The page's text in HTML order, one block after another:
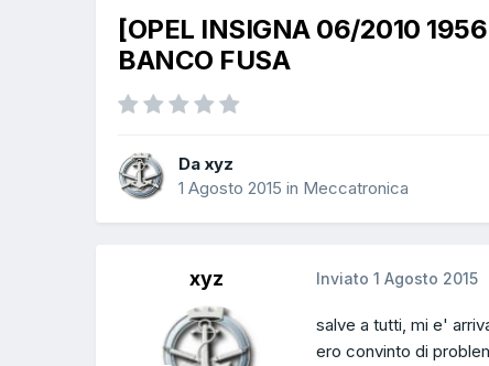
[OPEL INSIGNA 06/2010
BANCO FUSA
Da xyz
1 Agosto 2015 in Meccatronica
xyz Inviato 1 Agosto 2015
salve a tutti, mi e'
ero convinto di